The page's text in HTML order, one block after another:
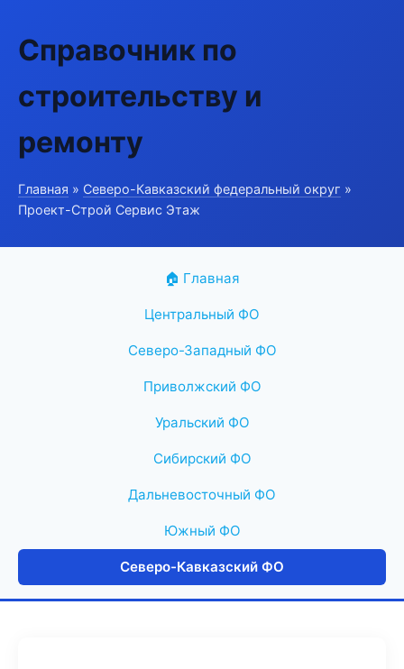
Справочник по
строительству и
ремонту
Главная » Северо-Кавказский федеральный округ »
Проект-Строй Сервис Этаж
🏠 Главная
Центральный ФО
Северо-Западный ФО
Приволжский ФО
Уральский ФО
Сибирский ФО
Дальневосточный ФО
Южный ФО
Северо-Кавказский ФО